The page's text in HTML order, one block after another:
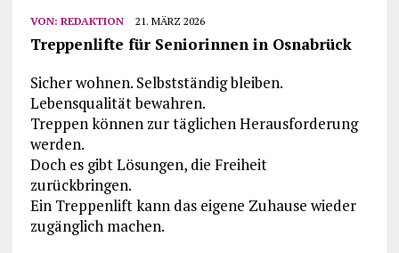
VON: REDAKTION 21. MÄRZ 2026
Treppenlifte für Seniorinnen in Osnabrück
Sicher wohnen. Selbstständig bleiben.
Lebensqualität bewahren.
Treppen können zur täglichen Herausforderung
werden.
Doch es gibt Lösungen, die Freiheit
zurückbringen.
Ein Treppenlift kann das eigene Zuhause wieder
zugänglich machen.